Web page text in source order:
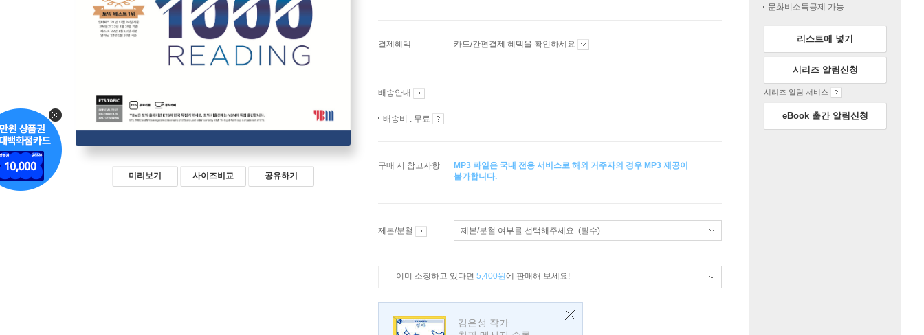
미리보기 사이즈비교 공유하기
결제혜택 카드/간편결제 혜택을 확인하세요
배송안내
배송비 : 무료
구매 시 참고사항
MP3 파일은 국내 전용 서비스로 해외 거주자의 경우 MP3 제공이
불가합니다.
제본/분철 제본/분철 여부를 선택해주세요. (필수)
이미 소장하고 있다면 5,400원에 판매해 보세요!
김은성 작가
문화비소득공제 가능
리스트에 넣기
시리즈 알림신청
시리즈 알림 서비스
eBook 출간 알림신청